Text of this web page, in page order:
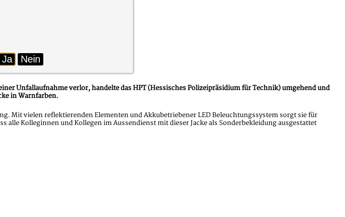
Unfallaufnahme verlor, handelte das HPT (Hessisches Polizeipräsidium für Technik) umgehend und
in Warnfarben.
Mit vielen reflektierenden Elementen und Akkubetriebener LED Beleuchtungssystem sorgt sie für
alle Kolleginnen und Kollegen im Aussendienst mit dieser Jacke als Sonderbekleidung ausgestattet
Ja Nein